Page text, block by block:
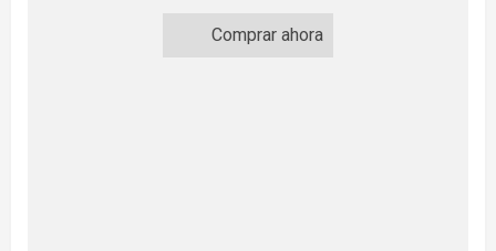
Comprar ahora